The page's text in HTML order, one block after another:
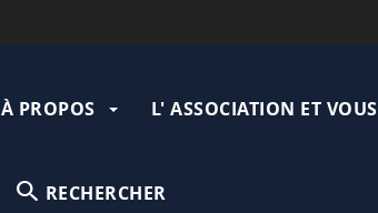
principale
À PROPOS L' ASSOCIATION ET VOUS
RECHERCHER